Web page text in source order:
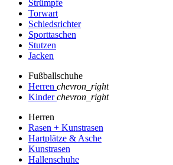
Strümpfe
Torwart
Schiedsrichter
Sporttaschen
Stutzen
Jacken
Fußballschuhe
Herren chevron_right
Kinderchevron_right
Herren
Rasen + Kunstrasen
Hartplätze & Asche
Kunstrasen
Hallenschuhe